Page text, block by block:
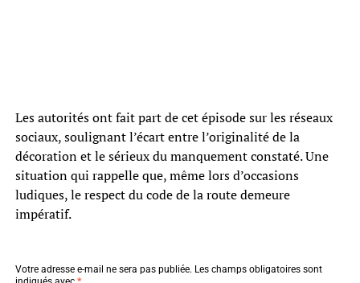
Les autorités ont fait part de cet épisode sur les réseaux
sociaux, soulignant l’écart entre l’originalité de la
décoration et le sérieux du manquement constaté. Une
situation qui rappelle que, même lors d’occasions
ludiques, le respect du code de la route demeure
impératif.
Votre adresse e-mail ne sera pas publiée. Les champs obligatoires sont